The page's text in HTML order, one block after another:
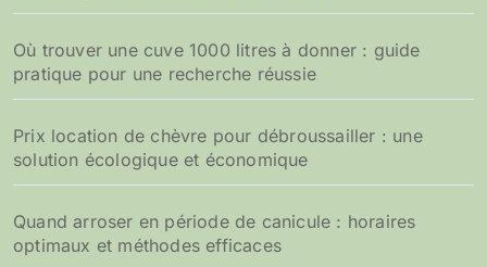
Où trouver une cuve 1000 litres à donner : guide
pratique pour une recherche réussie
Prix location de chèvre pour débroussailler : une
solution écologique et économique
Quand arroser en période de canicule : horaires
optimaux et méthodes efficaces